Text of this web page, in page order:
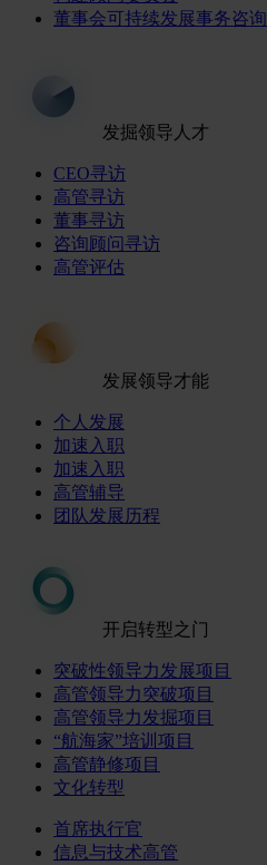
董事会可持续发展事务咨询
发掘领导人才
CEO寻访
高管寻访
董事寻访
咨询顾问寻访
高管评估
发展领导才能
个人发展
加速入职
加速入职
高管辅导
团队发展历程
开启转型之门
突破性领导力发展项目
高管领导力突破项目
高管领导力发掘项目
“航海家”培训项目
高管静修项目
文化转型
首席执行官
信息与技术高管